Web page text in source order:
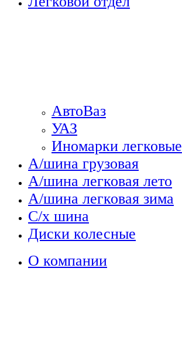
АвтоВаз
УАЗ
Иномарки легковые
А/шина грузовая
А/шина легковая лето
А/шина легковая зима
С/х шина
Диски колесные
О компании